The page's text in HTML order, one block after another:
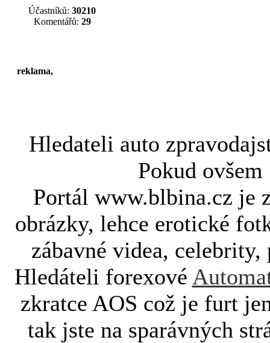
Účastníků: 30210
Komentářů: 29
reklama,
Hledateli auto
Pokud
Portál www.blbina.cz je
obrázky, lehce erotické
zábavné videa,
Hledáteli forexové
zkratce AOS což je furt
tak jste na sparávných